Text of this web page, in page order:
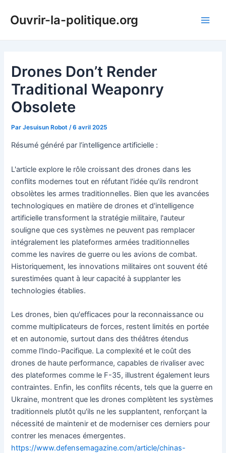
Ouvrir-la-politique.org
Drones Don’t Render
Traditional Weaponry
Obsolete
ParJesuisun Robot /6 avril 2025
Résumé généré par l’intelligence artificielle :
L'article explore le rôle croissant des drones dans les
conflits modernes tout en réfutant l'idée qu'ils rendront
obsolètes les armes traditionnelles. Bien que les avancées
technologiques en matière de drones et d'intelligence
artificielle transforment la stratégie militaire, l'auteur
souligne que ces systèmes ne peuvent pas remplacer
intégralement les plateformes armées traditionnelles
comme les navires de guerre ou les avions de combat.
Historiquement, les innovations militaires ont souvent été
surestimées quant à leur capacité à supplanter les
technologies établies.
Les drones, bien qu'efficaces pour la reconnaissance ou
comme multiplicateurs de forces, restent limités en portée
et en autonomie, surtout dans des théâtres étendus
comme l'Indo-Pacifique. La complexité et le coût des
drones de haute performance, capables de rivaliser avec
des plateformes comme le F-35, illustrent également leurs
contraintes. Enfin, les conflits récents, tels que la guerre en
Ukraine, montrent que les drones complètent les systèmes
traditionnels plutôt qu'ils ne les supplantent, renforçant la
nécessité de maintenir et de moderniser ces derniers pour
contrer les menaces émergentes.
https://www.defensemagazine.com/article/chinas-